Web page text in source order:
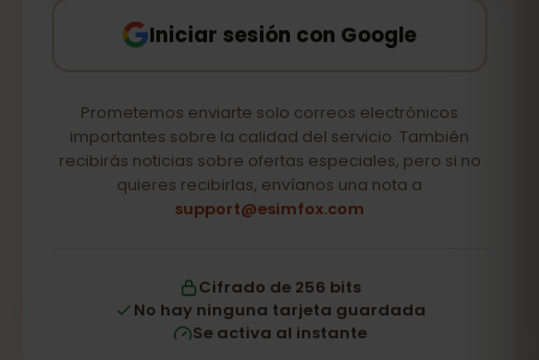
Iniciar sesión con Google
Prometemos enviarte solo correos electrónicos
importantes sobre la calidad del servicio. También
recibirás noticias sobre ofertas especiales, pero si no
quieres recibirlas, envíanos una nota a
support@esimfox.com
Cifrado de 256 bits
No hay ninguna tarjeta guardada
Se activa al instante